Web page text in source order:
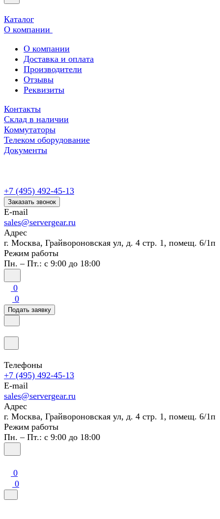
Каталог
О компании
О компании
Доставка и оплата
Производители
Отзывы
Реквизиты
Контакты
Склад в наличии
Коммутаторы
Телеком оборудование
Документы
+7 (495) 492-45-13
Заказать звонок
E-mail
sales@servergear.ru
Адрес
г. Москва, Грайвороновская ул, д. 4 стр. 1, помещ. 6/1п
Режим работы
Пн. – Пт.: с 9:00 до 18:00
0
0
Подать заявку
Телефоны
+7 (495) 492-45-13
E-mail
sales@servergear.ru
Адрес
г. Москва, Грайвороновская ул, д. 4 стр. 1, помещ. 6/1п
Режим работы
Пн. – Пт.: с 9:00 до 18:00
0
0